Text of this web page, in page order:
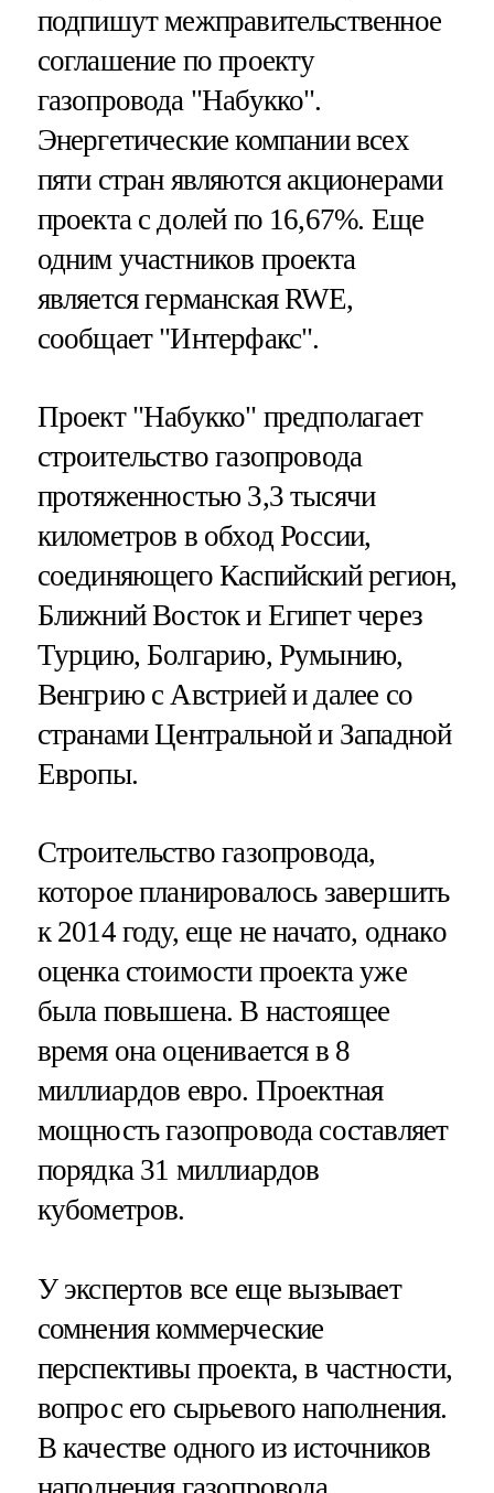
подпишут межправительственное
соглашение по проекту
газопровода "Набукко".
Энергетические компании всех
пяти стран являются акционерами
проекта с долей по 16,67%. Еще
одним участников проекта
является германская RWE,
сообщает "Интерфакс".
Проект "Набукко" предполагает
строительство газопровода
протяженностью 3,3 тысячи
километров в обход России,
соединяющего Каспийский регион,
Ближний Восток и Египет через
Турцию, Болгарию, Румынию,
Венгрию с Австрией и далее со
странами Центральной и Западной
Европы.
Строительство газопровода,
которое планировалось завершить
к 2014 году, еще не начато, однако
оценка стоимости проекта уже
была повышена. В настоящее
время она оценивается в 8
миллиардов евро. Проектная
мощность газопровода составляет
порядка 31 миллиардов
кубометров.
У экспертов все еще вызывает
сомнения коммерческие
перспективы проекта, в частности,
вопрос его сырьевого наполнения.
В качестве одного из источников